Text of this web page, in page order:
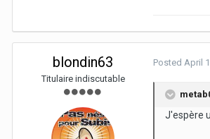
blondin63
Titulaire indiscutable
Posted April
J'espère